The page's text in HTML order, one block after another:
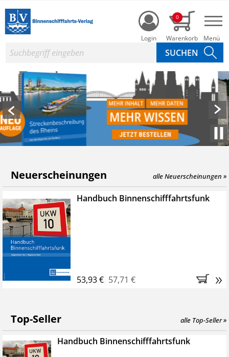
Login
0
Suche
Verlag Shop - Ihr
Neuerscheinungen alle Neuerscheinungen »
Handbuch Binnenschifffahrtsfunk
53,93 € 57,71 € »
Top-Seller alle Top-Seller »
Handbuch Binnenschifffahrtsfunk